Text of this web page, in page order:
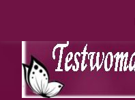
springen